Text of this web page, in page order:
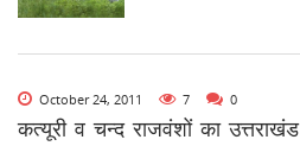
October 24, 2011 7 0
कत्यूरी व चन्द राजवंशों का उत्तराखंड